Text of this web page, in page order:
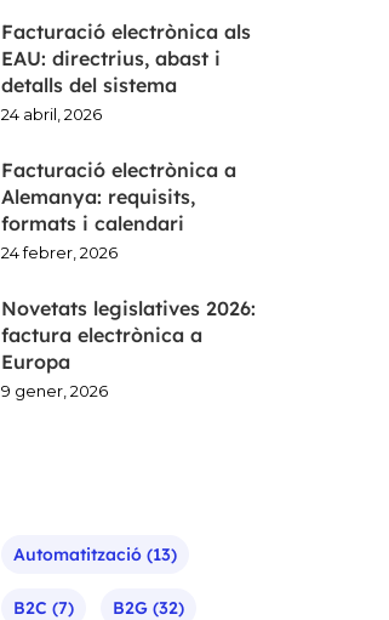
Facturació electrònica als
EAU: directrius, abast i
detalls del sistema
24 abril, 2026
Facturació electrònica a
Alemanya: requisits,
formats i calendari
24 febrer, 2026
Novetats legislatives 2026:
factura electrònica a
Europa
9 gener, 2026
Automatització(13)
B2C (7) B2G(32)